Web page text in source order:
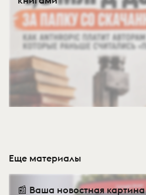
Еще материалы
📰 Ваша новостная